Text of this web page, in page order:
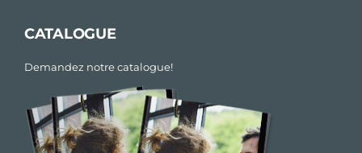
CATALOGUE
Demandez notre catalogue!